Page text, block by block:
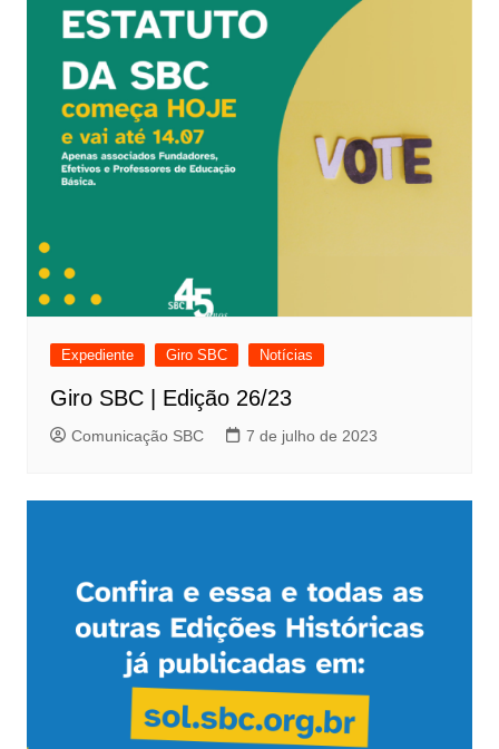
Expediente Giro SBC Notícias
Giro SBC | Edição 26/23
Comunicação SBC 7 de julho de 2023